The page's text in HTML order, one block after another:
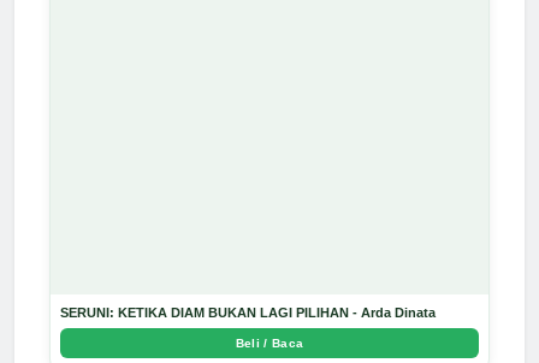
SERUNI: KETIKA DIAM BUKAN LAGI PILIHAN - Arda Dinata
Beli / Baca